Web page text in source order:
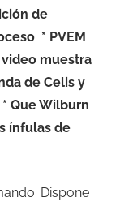
de
* PVEM
video muestra
de Celis y
* Que Wilburn
ínfulas de
Dispone